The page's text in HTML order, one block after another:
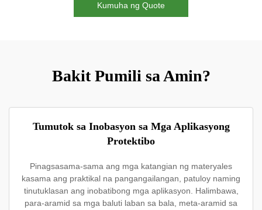
Kumuha ng Quote
Bakit Pumili sa Amin?
Tumutok sa Inobasyon sa Mga Aplikasyong
Protektibo
Pinagsasama-sama ang mga katangian ng materyales
kasama ang praktikal na pangangailangan, patuloy naming
tinutuklasan ang inobatibong mga aplikasyon. Halimbawa,
para-aramid sa mga baluti laban sa bala, meta-aramid sa